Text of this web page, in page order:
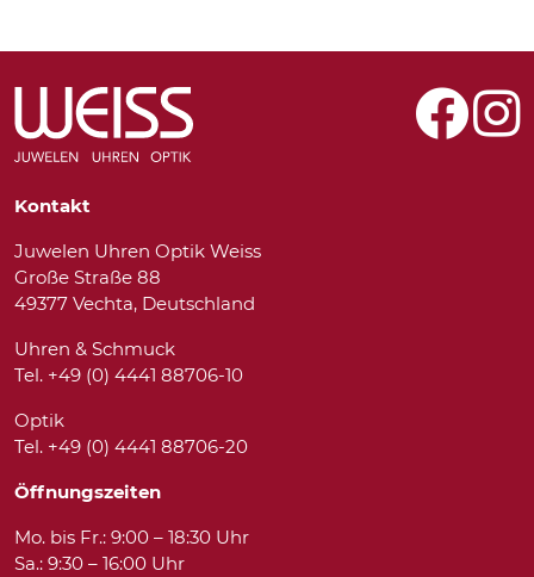
Kontakt
Juwelen Uhren Optik Weiss
Große Straße 88
49377 Vechta, Deutschland
Uhren & Schmuck
Tel. +49 (0) 4441 88706-10
Optik
Tel. +49 (0) 4441 88706-20
Öffnungszeiten
Mo. bis Fr.: 9:00 – 18:30 Uhr
Sa.: 9:30 – 16:00 Uhr